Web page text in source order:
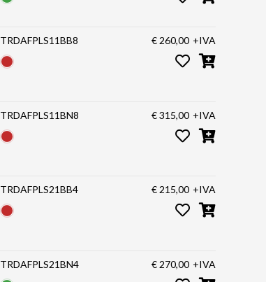
TRDAFPLS11BB8 € 260,00 +IVA
TRDAFPLS11BN8 € 315,00 +IVA
TRDAFPLS21BB4 € 215,00 +IVA
TRDAFPLS21BN4 € 270,00 +IVA